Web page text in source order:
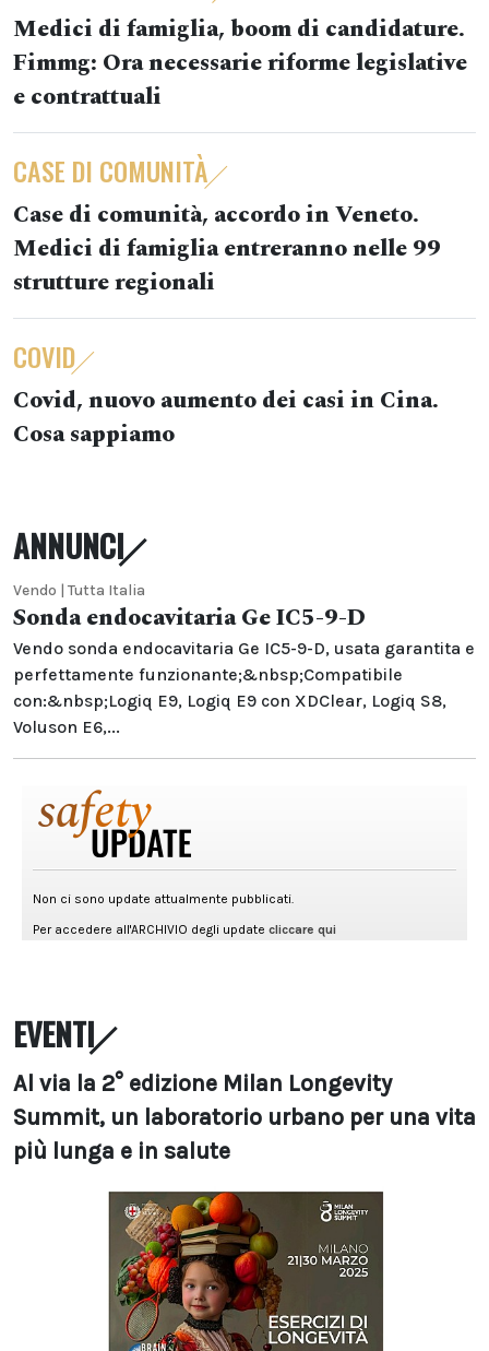
Medici di famiglia, boom di candidature.
Fimmg: Ora necessarie riforme legislative
e contrattuali
CASE DI COMUNITÀ
Case di comunità, accordo in Veneto.
Medici di famiglia entreranno nelle 99
strutture regionali
COVID
Covid, nuovo aumento dei casi in Cina.
Cosa sappiamo
ANNUNCI
Vendo | Tutta Italia
Sonda endocavitaria Ge IC5-9-D
Vendo sonda endocavitaria Ge IC5-9-D, usata garantita e
perfettamente funzionante;&nbsp;Compatibile
con:&nbsp;Logiq E9, Logiq E9 con XDClear, Logiq S8,
Voluson E6,...
EVENTI
Al via la 2° edizione Milan Longevity
Summit, un laboratorio urbano per una vita
più lunga e in salute